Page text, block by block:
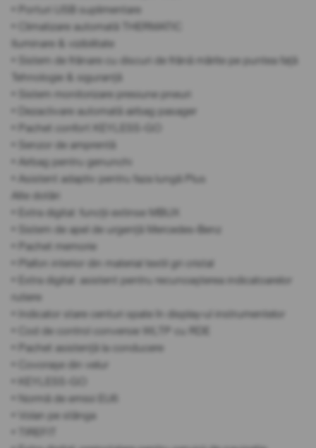
• Porturi USB suplimentare
• Climatizare automată THERMATIC
Iluminare & vizibilitate
• Sistem de frânare cu discuri de frână mărite pe puntea față
Tehnologie & siguranță
• Sistem monitorizare presiune pneuri
• Dezactivare automată airbag pasager
• Pachet confort KEYLESS-GO
• Senzor de amprentă
• Airbag pentru genunchi
• Asistent adaptiv pentru faza lungă Plus
Alte dotări
• Extra digital: funcții extinse MBUX
• Sistem de apel de urgență Mercedes-Benz
• Pachet memorie
• Plafon interior din material textil gri cristal
• Extra digital: asistent pentru recunoașterea indicatoarelor
rutiere
• Indicator stare centuri spate în display-ul instrumentelor
• Cod de control conversie WLTP cu RDE
• Pachet asistență la conducere
• Covorașe din velur
• Normă de emisii EU6
• Volan pe stânga